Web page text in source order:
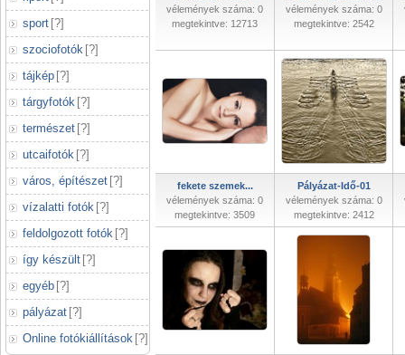
sport [?]
szociofotók [?]
tájkép [?]
tárgyfotók [?]
természet [?]
utcaifotók [?]
város, építészet [?]
vízalatti fotók [?]
feldolgozott fotók [?]
így készült [?]
egyéb [?]
pályázat [?]
Online fotókiállítások [?]
vélemények száma: 0
megtekintve: 12713
vélemények száma: 0
megtekintve: 2542
fekete szemek...
vélemények száma: 0
megtekintve: 3509
Pályázat-Idő-01
vélemények száma: 0
megtekintve: 2412